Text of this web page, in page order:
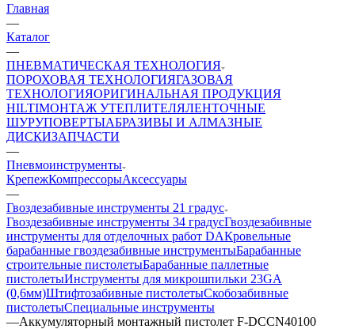
Главная
—
Каталог
—
ПНЕВМАТИЧЕСКАЯ ТЕХНОЛОГИЯ
ПОРОХОВАЯ ТЕХНОЛОГИЯГАЗОВАЯ
ТЕХНОЛОГИЯОРИГИНАЛЬНАЯ ПРОДУКЦИЯ
HILTIМОНТАЖ УТЕПЛИТЕЛЯЛЕНТОЧНЫЕ
ШУРУПОВЕРТЫАБРАЗИВЫ И АЛМАЗНЫЕ
ДИСКИЗАПЧАСТИ
—
Пневмоинструменты
КрепежКомпрессорыАксессуары
—
Гвоздезабивные инструменты 21 градус
Гвоздезабивные инструменты 34 градусГвоздезабивные
инструменты для отделочных работ DAКровельные
барабанные гвоздезабивные инструментыБарабанные
строительные пистолетыБарабанные паллетные
пистолетыИнструменты для микрошпильки 23GA
(0,6мм)Штифтозабивные пистолетыСкобозабивные
пистолетыСпециальные инструменты
—Аккумуляторный монтажный пистолет F-DCCN40100